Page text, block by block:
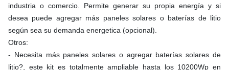
industria o comercio. Permite generar su propia energía y si
desea puede agregar más paneles solares o baterías de litio
según sea su demanda energetica (opcional).
Otros:
- Necesita más paneles solares o agregar baterías solares de
litio?, este kit es totalmente ampliable hasta los 10200Wp en